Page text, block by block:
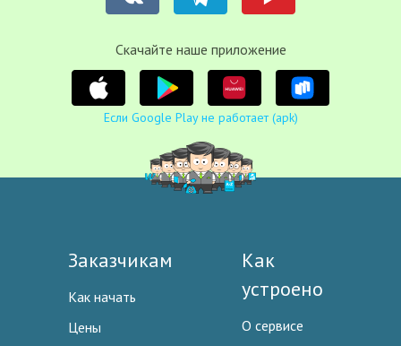
Cкачайте наше приложение
Если Google Play не работает (apk)
Заказчикам
Как начать
Цены
Как
устроено
О сервисе